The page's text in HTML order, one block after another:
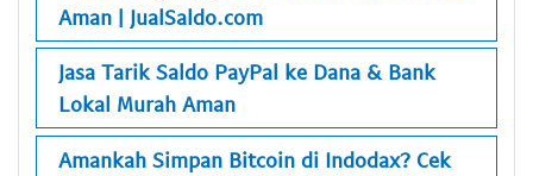
Aman | JualSaldo.com
Jasa Tarik Saldo PayPal ke Dana & Bank
Lokal Murah Aman
Amankah Simpan Bitcoin di Indodax? Cek